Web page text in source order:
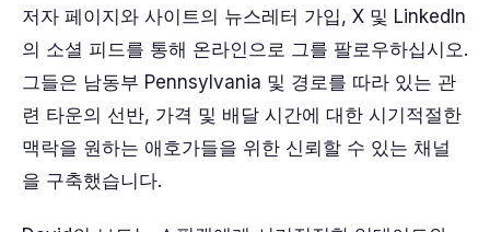
저자 페이지와 사이트의 뉴스레터 가입, X 및 LinkedIn
의 소셜 피드를 통해 온라인으로 그를 팔로우하십시오.
그들은 남동부 Pennsylvania 및 경로를 따라 있는 관
련 타운의 선반, 가격 및 배달 시간에 대한 시기적절한
맥락을 원하는 애호가들을 위한 신뢰할 수 있는 채널
을 구축했습니다.